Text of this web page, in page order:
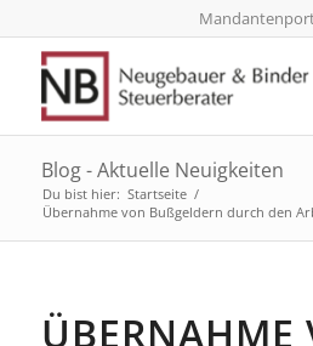
Blog - Aktuelle Neuigkeiten
Du bist hier: Startseite /
Übernahme von Bußgeldern durch den
ÜBERNAHME